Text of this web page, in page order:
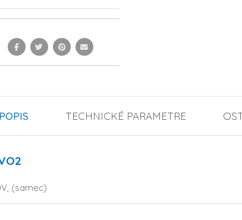
TECHNICKÉ PARAMETRE
(samec)